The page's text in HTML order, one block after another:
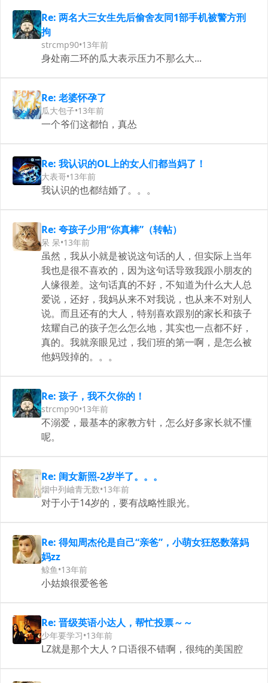
Re: 两名大三女生先后偷舍友同1部手机被警方刑
拘
strcmp90•13年前
身处南二环的瓜大表示压力不那么大...
Re: 老婆怀孕了
瓜大包子•13年前
一个爷们这都怕，真怂
Re: 我认识的OL上的女人们都当妈了！
大表哥•13年前
我认识的也都结婚了。。。
Re: 夸孩子少用“你真棒”（转帖）
呆 呆•13年前
虽然，我从小就是被说这句话的人，但实际上当年
我也是很不喜欢的，因为这句话导致我跟小朋友的
人缘很差。这句话真的不好，不知道为什么大人总
爱说，还好，我妈从来不对我说，也从来不对别人
说。而且还有的大人，特别喜欢跟别的家长和孩子
炫耀自己的孩子怎么怎么地，其实也一点都不好，
真的。我就亲眼见过，我们班的第一啊，是怎么被
他妈毁掉的。。。
Re: 孩子，我不欠你的！
strcmp90•13年前
不溺爱，最基本的家教方针，怎么好多家长就不懂
呢。
Re: 闺女新照-2岁半了。。。
烟中列岫青无数•13年前
对于小于14岁的，要有战略性眼光。
Re: 得知周杰伦是自己“亲爸”，小萌女狂怒数落妈
妈zz
鲸鱼 •13年前
小姑娘很爱爸爸
Re: 晋级英语小达人，帮忙投票～～
少年要学习•13年前
LZ就是那个大人？口语很不错啊，很纯的美国腔